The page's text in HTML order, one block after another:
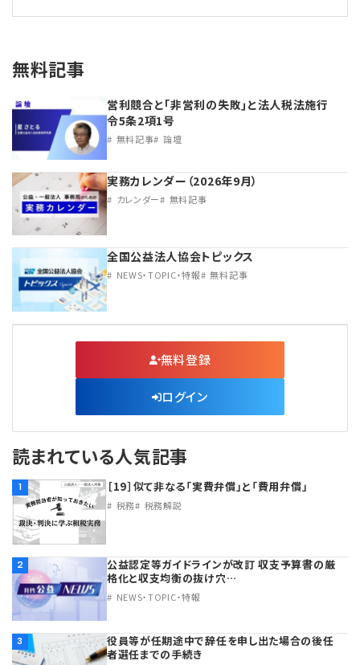
無料記事
営利競合と｢非営利の失敗｣と法人税法施行
令5条2項1号
無料記事 論壇
実務カレンダー（2026年9月）
カレンダー 無料記事
全国公益法人協会トピックス
NEWS・TOPIC・特報 無料記事
無料登録
ログイン
読まれている人気記事
1 ［19］似て非なる「実費弁償」と「費用弁償」
税務 税務解説
2
公益認定等ガイドラインが改訂 収支予算書の厳
格化と収支均衡の抜け穴…
NEWS・TOPIC・特報
3
役員等が任期途中で辞任を申し出た場合の後任
者選任までの手続き